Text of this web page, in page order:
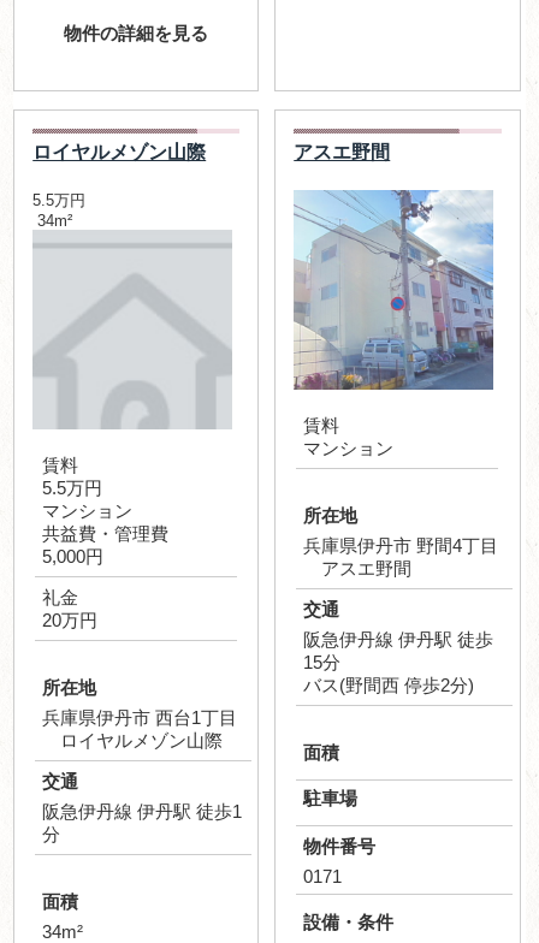
物件の詳細を見る
ロイヤルメゾン山際
5.5万円
34m²
賃料
5.5万円
マンション
共益費・管理費
5,000円
礼金
20万円
所在地
兵庫県伊丹市 西台1丁目
ロイヤルメゾン山際
交通
阪急伊丹線 伊丹駅 徒歩1
分
面積
34m²
アスエ野間
賃料
マンション
所在地
兵庫県伊丹市 野間4丁目
アスエ野間
交通
阪急伊丹線 伊丹駅 徒歩
15分
バス(野間西 停歩2分)
面積
駐車場
物件番号
0171
設備・条件